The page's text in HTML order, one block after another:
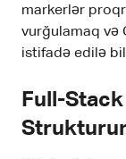
markerlər
vurğulamaq və
istifadə edilə
Full-